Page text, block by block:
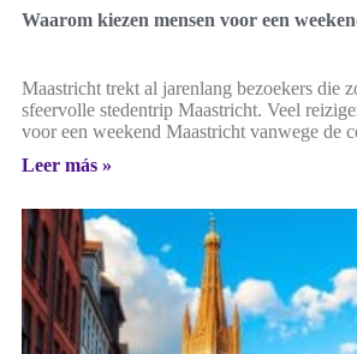
Waarom kiezen mensen voor een
Maastricht trekt al jarenlang bezoekers die
sfeervolle stedentrip Maastricht. Veel
voor een weekend Maastricht vanwege de
Leer más »